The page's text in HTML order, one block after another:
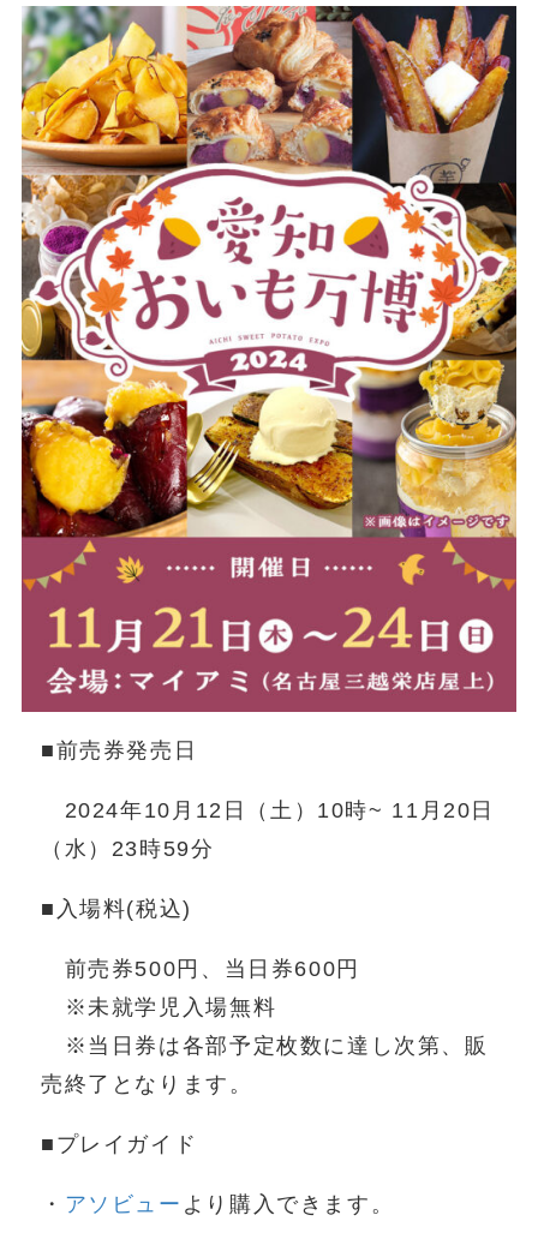
■前売券発売日
2024年10月12日（土）10時~ 11月20日
（水）23時59分
■入場料(税込)
前売券500円、当日券600円
※未就学児入場無料
※当日券は各部予定枚数に達し次第、販
売終了となります。
■プレイガイド
・ アソビュー より購入できます。